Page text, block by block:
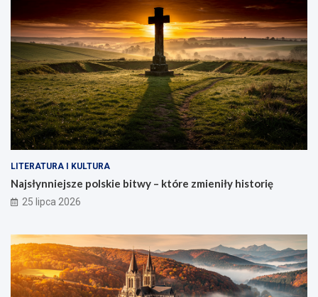
LITERATURA I KULTURA
Najsłynniejsze polskie bitwy – które zmieniły historię
25 lipca 2026